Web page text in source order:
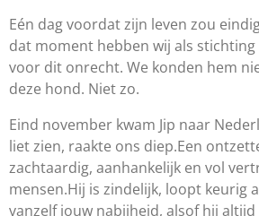
Eén dag voordat zijn leven zou
dat moment hebben wij als
voor dit onrecht. We konden hem
deze hond. Niet zo.
Eind november kwam Jip naar
liet zien, raakte ons diep.Een
zachtaardig, aanhankelijk en vol
mensen.Hij is zindelijk, loopt keurig
vanzelf jouw nabijheid, alsof hij